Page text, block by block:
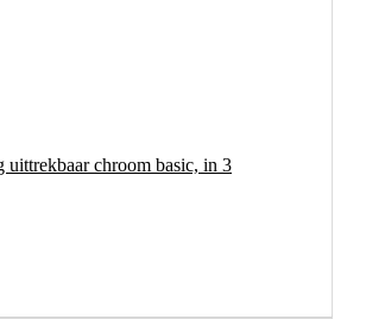
uittrekbaar chroom basic, in 3